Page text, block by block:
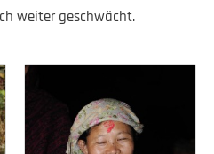
weiter geschwächt.